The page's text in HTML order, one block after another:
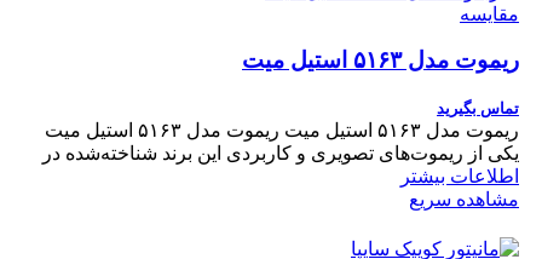
مقایسه
ریموت مدل ۵۱۶۳ استیل میت
تماس بگیرید
ریموت مدل ۵۱۶۳ استیل میت ریموت مدل ۵۱۶۳ استیل میت
یکی از ریموت‌های تصویری و کاربردی این برند شناخته‌شده در
اطلاعات بیشتر
مشاهده سریع